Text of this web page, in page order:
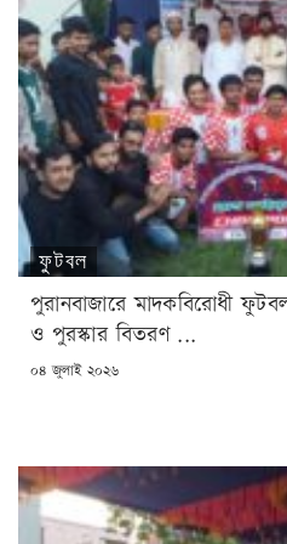
ফুটবল
পুরানবাজারে মাদকবিরোধী
ও পুরস্কার বিতরণ ...
POSTED
০৪ জুলাই ২০২৬